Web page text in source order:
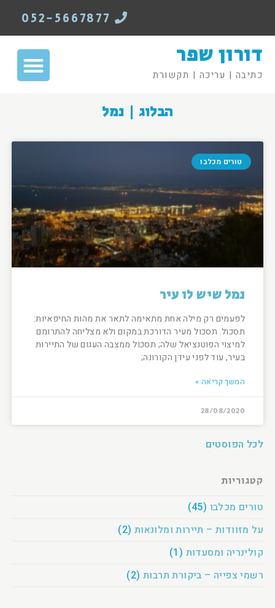
דורון שפר
כתיבה | עריכה | תקשורת
הבלוג | נמל
לכל הפוסטים
קטגוריות
טורים מכלבו (45)
על מזוודות – תיירות ומלונאות (2)
קולינריה ומסעדות (1)
רשמי צפייה – ביקורת תרבות (2)
טורים מכלבו
נמל שיש לו עיר
לפעמים רק מילה אחת מתאימה לתאר את מהות החיפאיות:
תסכול. תסכול מעיר הדורכת במקום ולא מצליחה להתרומם
למיצוי הפוטנציאל שלה; תסכול ממצבה העגום של התיירות
בעיר, עוד לפני עידן הקורונה;
המשך קריאה »
28/08/2020